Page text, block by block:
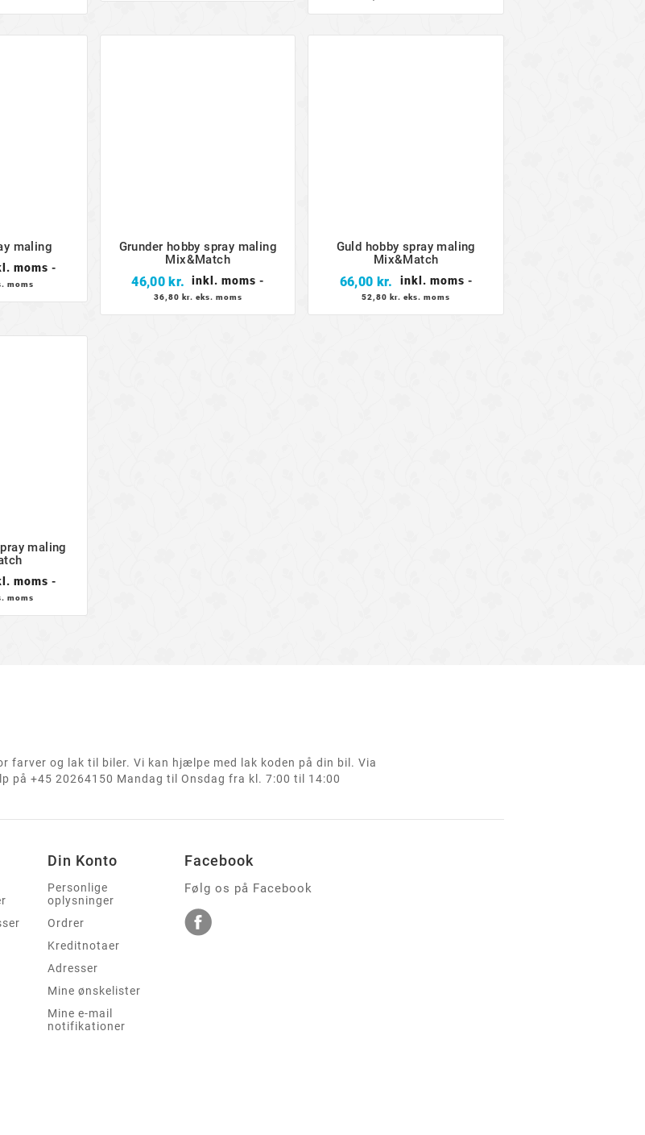
maling
moms -
moms
Grunder hobby spray maling
Mix&Match
46,00 kr. Pris
inkl. moms -
36,80 kr. eks. moms
Guld hobby spray maling
Mix&Match
66,00 kr. Pris
inkl. moms -
52,80 kr. eks. moms
maling
moms -
moms
farver og lak til biler. Vi kan hjælpe med lak koden på din bil. Via
på +45 20264150 Mandag til Onsdag fra kl. 7:00 til 14:00
Din Konto
Personlige
oplysninger
Ordrer
Kreditnotaer
Adresser
Mine ønskelister
Mine e-mail
notifikationer
Facebook
Følg os på Facebook